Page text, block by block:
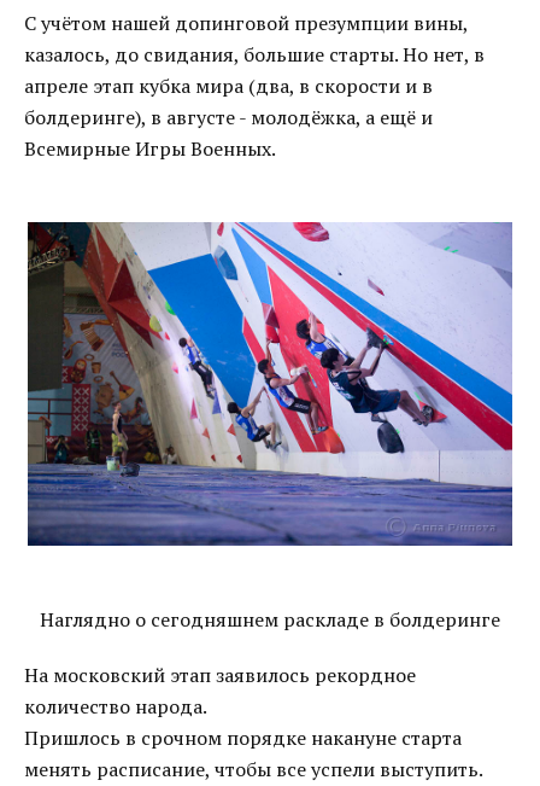
С учётом нашей допинговой презумпции вины,
казалось, до свидания, большие старты. Но нет, в
апреле этап кубка мира (два, в скорости и в
болдеринге), в августе - молодёжка, а ещё и
Всемирные Игры Военных.
Наглядно о сегодняшнем раскладе в болдеринге
На московский этап заявилось рекордное
количество народа.
Пришлось в срочном порядке накануне старта
менять расписание, чтобы все успели выступить.